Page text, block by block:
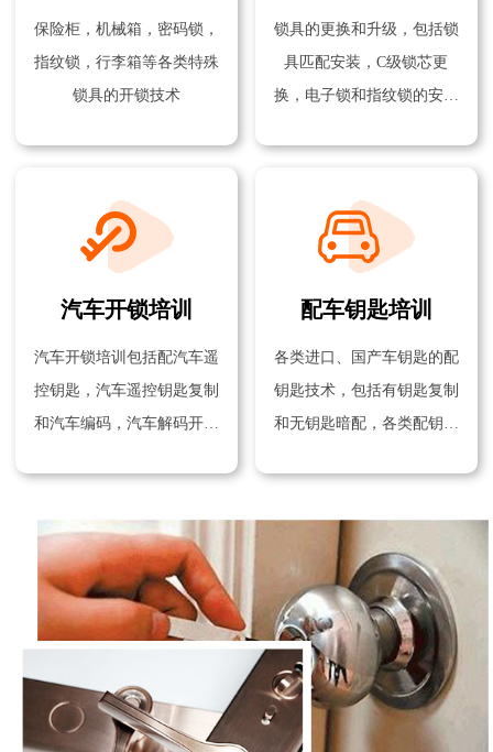
保险柜，机械箱，密码锁，
指纹锁，行李箱等各类特殊
锁具的开锁技术
锁具的更换和升级，包括锁
具匹配安装，C级锁芯更
换，电子锁和指纹锁的安装
汽车开锁培训
汽车开锁培训包括配汽车遥
控钥匙，汽车遥控钥匙复制
和汽车编码，汽车解码开锁
配车钥匙培训
各类进口、国产车钥匙的配
钥匙技术，包括有钥匙复制
和无钥匙暗配，各类配钥匙